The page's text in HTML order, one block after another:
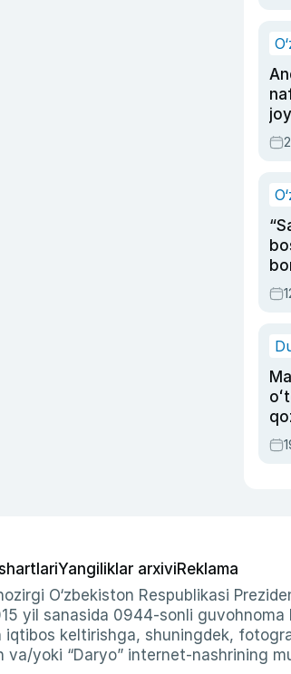
Yangiliklar arxiviReklama
O‘zbekiston Respublikasi
yil sanasida 0944-sonli
iqtibos keltirishga, shuningdek,
yoki “Daryo” internet-nashrining